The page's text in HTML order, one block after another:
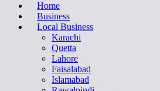
Home
Business
Local Business
Karachi
Quetta
Lahore
Faisalabad
Islamabad